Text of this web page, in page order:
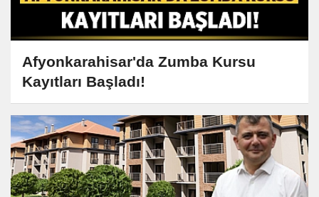
Afyonkarahisar'da Zumba Kursu
Kayıtları Başladı!